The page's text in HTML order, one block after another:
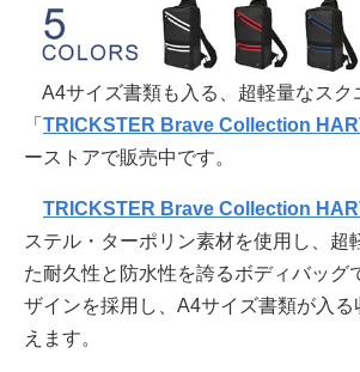
A4サイズ書類も入る、超軽量なスク
「 TRICKSTER Brave Collection
ーストアで販売中です。
TRICKSTER Brave Collection
ステル・ターポリン素材を使用し、超
た耐久性と防水性を誇るボディバッグ
ザインを採用し、A4サイズ書類が入
えます。